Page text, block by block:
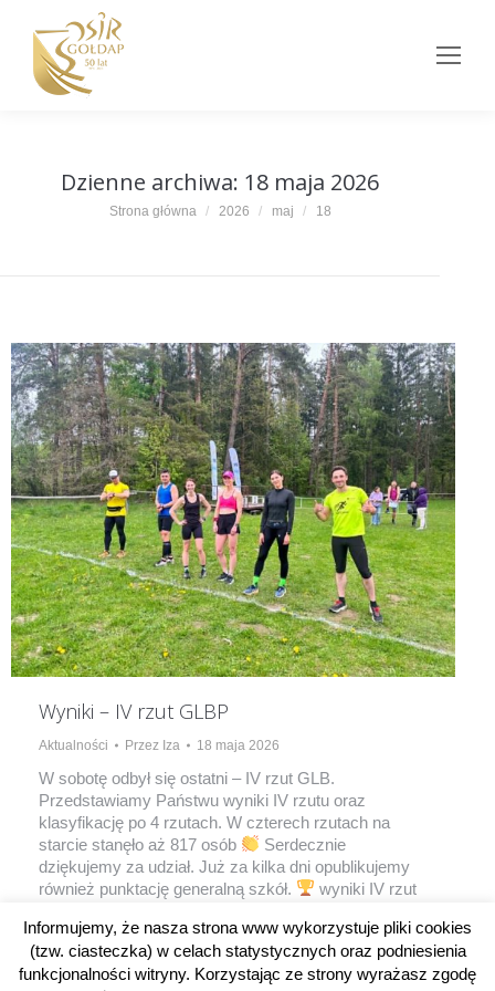
Dzienne archiwa: 18 maja 2026
Jesteś tutaj:
Strona główna 2026 maj 18
Wyniki – IV rzut GLBP
Aktualności Przez Iza 18 maja 2026
W sobotę odbył się ostatni – IV rzut GLB.
Przedstawiamy Państwu wyniki IV rzutu oraz
klasyfikację po 4 rzutach. W czterech rzutach na
starcie stanęło aż 817 osób
Serdecznie
dziękujemy za udział. Już za kilka dni opublikujemy
również punktację generalną szkół.
wyniki IV rzut
Informujemy, że nasza strona www wykorzystuje pliki cookies
(tzw. ciasteczka) w celach statystycznych oraz podniesienia
funkcjonalności witryny. Korzystając ze strony wyrażasz zgodę